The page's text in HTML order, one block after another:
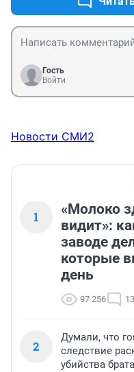
похоже, неочевидно:
это отношения между
поводу очень больших
это будет легкой
договора на нервяке
это одна из ряда
редкое судьбоносное
деньгами - вот и
Гость
Войти
Новости СМИ2
1
«Молоко
видит»:
заводе
которые
день
97 256
2
Думали, что
следствие
убийства